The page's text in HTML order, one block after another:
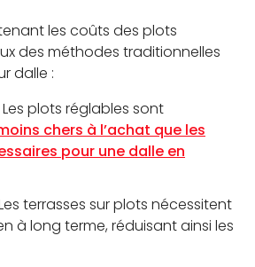
les coûts des plots
des méthodes traditionnelles
dalle :
Les plots réglables sont
chers à l’achat que les
pour une dalle en
terrasses sur plots nécessitent
à long terme, réduisant ainsi les